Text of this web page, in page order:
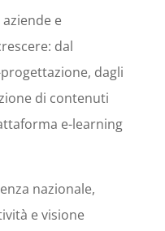
e
dal
dagli
di contenuti
e-learning
nazionale,
e visione